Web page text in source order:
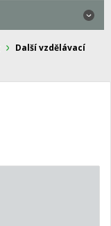
Další vzdělávací